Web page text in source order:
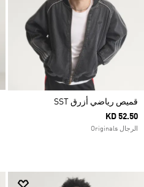
قميص رياضي أزرق SST
KD 52.50
الرجال Originals